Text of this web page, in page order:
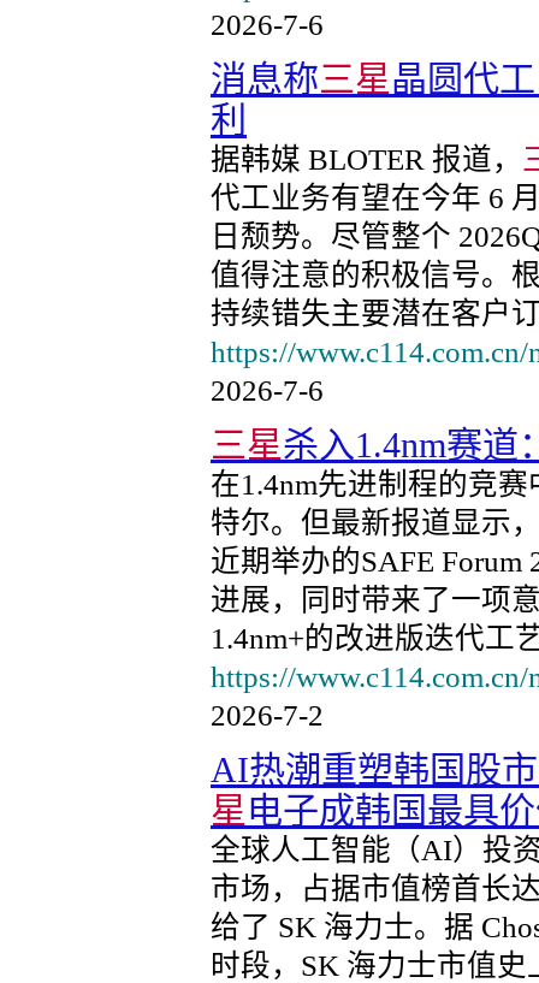
2026-7-6
消息称三星晶圆代
利
据韩媒 BLOTER 报道，
代工业务有望在今年 6
日颓势。尽管整个
值得注意的积极信号。
持续错失主要潜在客户
https://
2026-7-6
三星杀入1.4nm赛道
在1.4nm先进制程的竞赛
特尔。但最新报道显示
近期举办的SAFE
进展，同时带来了一项
1.4nm+的改进版迭代工
https://
2026-7-2
AI热潮重塑韩国股
星电子成韩国最具
全球人工智能（AI）投
市场，占据市值榜首长
给了 SK 海力士。据
时段，SK 海力士市值